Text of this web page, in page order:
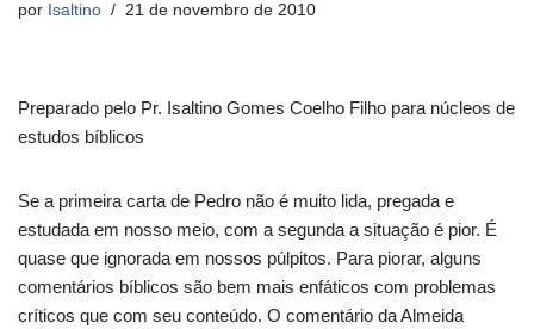
por Isaltino 21 de novembro de 2010
Preparado pelo Pr. Isaltino Gomes Coelho Filho para núcleos de
estudos bíblicos
Se a primeira carta de Pedro não é muito lida, pregada e
estudada em nosso meio, com a segunda a situação é pior. É
quase que ignorada em nossos púlpitos. Para piorar, alguns
comentários bíblicos são bem mais enfáticos com problemas
críticos que com seu conteúdo. O comentário da Almeida